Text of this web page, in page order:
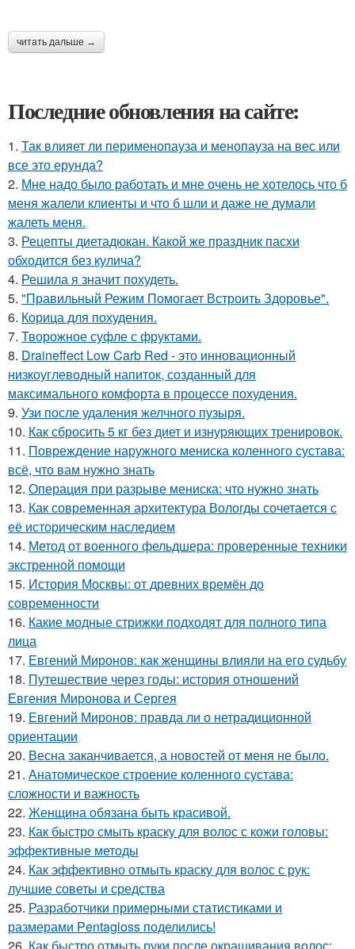
читать дальше →
Последние обновления на сайте:
1. Так влияет ли перименопауза и менопауза на вес или
все это ерунда?
2. Мне надо было работать и мне очень не хотелось что б
меня жалели клиенты и что б шли и даже не думали
жалеть меня.
3. Рецепты диетадюкан. Какой же праздник пасхи
обходится без кулича?
4. Решила я значит похудеть.
5. "Правильный Режим Помогает Встроить Здоровье".
6. Корица для похудения.
7. Творожное суфле с фруктами.
8. Draineffect Low Carb Red - это инновационный
низкоуглеводный напиток, созданный для
максимального комфорта в процессе похудения.
9. Узи после удаления желчного пузыря.
10. Как сбросить 5 кг без диет и изнуряющих тренировок.
11. Повреждение наружного мениска коленного сустава:
всё, что вам нужно знать
12. Операция при разрыве мениска: что нужно знать
13. Как современная архитектура Вологды сочетается с
её историческим наследием
14. Метод от военного фельдшера: проверенные техники
экстренной помощи
15. История Москвы: от древних времён до
современности
16. Какие модные стрижки подходят для полного типа
лица
17. Евгений Миронов: как женщины влияли на его судьбу
18. Путешествие через годы: история отношений
Евгения Миронова и Сергея
19. Евгений Миронов: правда ли о нетрадиционной
ориентации
20. Весна заканчивается, а новостей от меня не было.
21. Анатомическое строение коленного сустава:
сложности и важность
22. Женщина обязана быть красивой.
23. Как быстро смыть краску для волос с кожи головы:
эффективные методы
24. Как эффективно отмыть краску для волос с рук:
лучшие советы и средства
25. Разработчики примерными статистиками и
размерами Pentagloss поделились!